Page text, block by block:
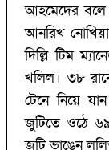
আহমেদের বলে
আনরিখ
দিল্লি টিম
খলিল। ৩৮
টেনে নিয়ে
জুটিতে ওঠে
জুটি ভাঙেন